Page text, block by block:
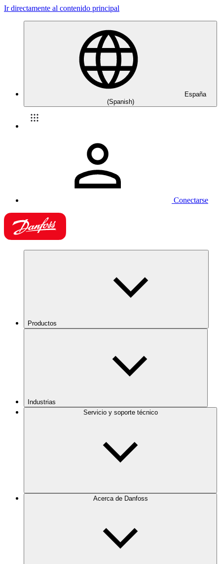
Ir directamente al contenido principal
España
(Spanish)
Conectarse
Productos
Industrias
Servicio y soporte técnico
Acerca de Danfoss